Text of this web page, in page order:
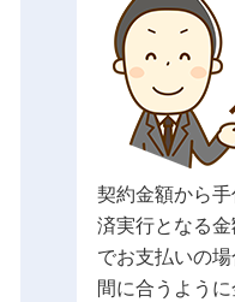
契約金額から
済実行となる
でお支払いの
間に合うよう